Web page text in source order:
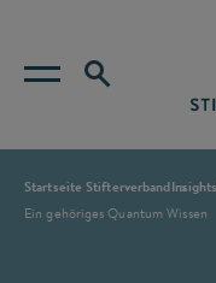
Startseite StifterverbandInsights
Ein gehöriges Quantum Wissen